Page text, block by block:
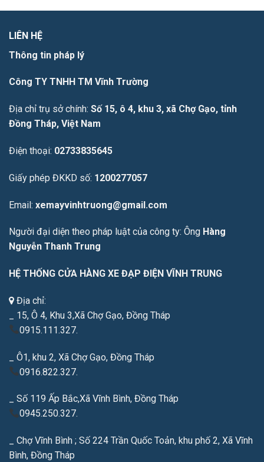
LIÊN HỆ
Thông tin pháp lý
Công TY TNHH TM Vĩnh Trường
Địa chỉ trụ sở chính: Số 15, ô 4, khu 3, xã Chợ Gạo, tỉnh
Đồng Tháp, Việt Nam
Điện thoại: 02733835645
Giấy phép ĐKKD số: 1200277057
Email: xemayvinhtruong@gmail.com
Người đại diện theo pháp luật của công ty: Ông Hàng
Nguyễn Thanh Trung
HỆ THỐNG CỬA HÀNG XE ĐẠP ĐIỆN VĨNH TRUNG
Địa chỉ:
_ 15, Ô 4, Khu 3,Xã Chợ Gạo, Đồng Tháp
0915.111.327.
_ Ô1, khu 2, Xã Chợ Gạo, Đồng Tháp
0916.822.327.
_ Số 119 Ấp Bắc,Xã Vĩnh Bình, Đồng Tháp
0945.250.327.
_ Chợ Vĩnh Bình ; Số 224 Trần Quốc Toản, khu phố 2, Xã Vĩnh
Bình, Đồng Tháp